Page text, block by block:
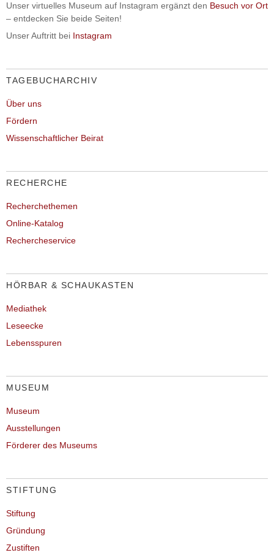
Unser virtuelles Museum auf Instagram ergänzt den Besuch vor Ort
– entdecken Sie beide Seiten!
Unser Auftritt bei Instagram
TAGEBUCHARCHIV
Über uns
Fördern
Wissenschaftlicher Beirat
RECHERCHE
Recherchethemen
Online-Katalog
Rechercheservice
HÖRBAR & SCHAUKASTEN
Mediathek
Leseecke
Lebensspuren
MUSEUM
Museum
Ausstellungen
Förderer des Museums
STIFTUNG
Stiftung
Gründung
Zustiften